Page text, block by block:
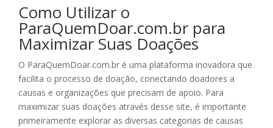
Como Utilizar o
ParaQuemDoar.com.br para
Maximizar Suas Doações
O ParaQuemDoar.com.br é uma plataforma inovadora que
facilita o processo de doação, conectando doadores a
causas e organizações que precisam de apoio. Para
maximizar suas doações através desse site, é importante
primeiramente explorar as diversas categorias de causas